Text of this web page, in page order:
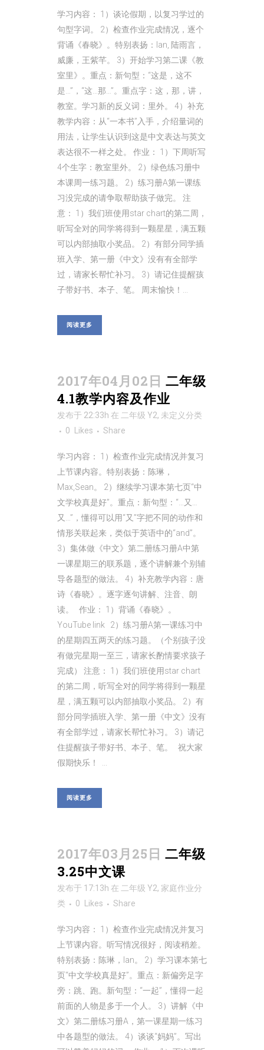
学习内容： 1）谈论假期，以复习学过的
句型字词。 2）检查作业完成情况，逐个
背诵《春晓》。特别表扬：Ian, 陆雨言，
威廉，王紫芊。 3）开始学习第二课《教
室里》。重点：新句型：“这是，这不
是…”，“这…那…”。重点字：这，那，讲，
教室。学习新的反义词：里外。 4）补充
教学内容：从“一本书”入手，介绍量词的
用法，让学生认识到这是中文表达与英文
表达很不一样之处。 作业： 1）下周听写
4个生字：教室里外。 2）绿色练习册中
本课周一练习题。 2）练习册A第一课练
习没完成的请争取帮助孩子做完。 注
意： 1）我们班使用star chart的第二周，
听写全对的同学将得到一颗星星，满五颗
可以内部抽取小奖品。 2）有部分同学插
班入学、第一册《中文》没有有全部学
过，请家长帮忙补习。 3）请记住提醒孩
子带好书、本子、笔。 周末愉快！...
阅读更多
2017年04月02日 二年级
4.1教学内容及作业
发布于 22:33h 在 二年级 Y2, 未定义 分类
0
Likes Share
学习内容： 1）检查作业完成情况并复习
上节课内容。特别表扬：陈琳，
Max,Sean。 2）继续学习课本第七页“中
文学校真是好”。重点：新句型：“…又…
又…”，懂得可以用“又”字把不同的动作和
情形关联起来，类似于英语中的“and”。
3）集体做《中文》第二册练习册A中第
一课星期三的联系题，逐个讲解兼个别辅
导各题型的做法。 4）补充教学内容：唐
诗《春晓》。逐字逐句讲解、注音、朗
读。 作业： 1）背诵《春晓》。
YouTube link 2）练习册A第一课练习中
的星期四五两天的练习题。（个别孩子没
有做完星期一至三，请家长酌情要求孩子
完成） 注意： 1）我们班使用star chart
的第二周，听写全对的同学将得到一颗星
星，满五颗可以内部抽取小奖品。 2）有
部分同学插班入学、第一册《中文》没有
有全部学过，请家长帮忙补习。 3）请记
住提醒孩子带好书、本子、笔。 祝大家
假期快乐！ ...
阅读更多
2017年03月25日 二年级
3.25中文课
发布于 17:13h 在 二年级 Y2, 家庭作业分
类
0 Likes Share
学习内容： 1）检查作业完成情况并复习
上节课内容。听写情况很好，阅读稍差。
特别表扬：陈琳，Ian。 2）学习课本第七
页“中文学校真是好”。重点：新偏旁足字
旁：跳、跑。新句型：“一起”，懂得一起
前面的人物是多于一个人。 3）讲解《中
文》第二册练习册A，第一课星期一练习
中各题型的做法。 4）谈谈“妈妈”。写出